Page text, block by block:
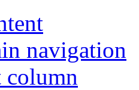
navigation
column